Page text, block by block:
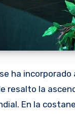
ha incorporado
resalto la
En la